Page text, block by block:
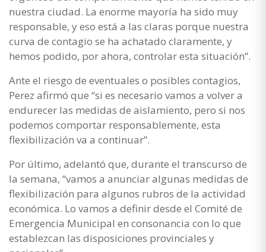
nuestra ciudad. La enorme mayoría ha sido muy
responsable, y eso está a las claras porque nuestra
curva de contagio se ha achatado claramente, y
hemos podido, por ahora, controlar esta situación”.
Ante el riesgo de eventuales o posibles contagios,
Perez afirmó que “si es necesario vamos a volver a
endurecer las medidas de aislamiento, pero si nos
podemos comportar responsablemente, esta
flexibilización va a continuar”.
Por último, adelantó que, durante el transcurso de
la semana, “vamos a anunciar algunas medidas de
flexibilización para algunos rubros de la actividad
económica. Lo vamos a definir desde el Comité de
Emergencia Municipal en consonancia con lo que
establezcan las disposiciones provinciales y